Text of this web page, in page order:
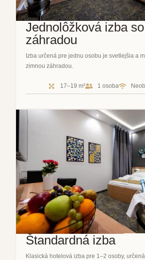
Jednolôžková izba
záhradou
Izba určená pre jednu osobu je svetlejšia a
zimnou záhradou.
17–19 m² 1 osoba
Štandardná izba
Klasická hotelová izba pre 1–2 osoby,